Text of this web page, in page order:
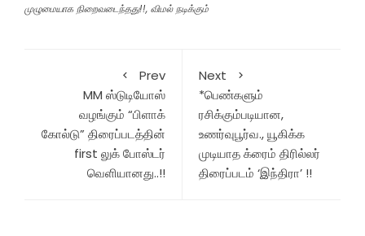
முழுமையாக நிறைவடைந்தது!!, விமல் நடிக்கும்
Prev
MM ஸ்டுடியோஸ்
வழங்கும் “பிளாக்
கோல்டு” திரைப்படத்தின்
first லுக் போஸ்டர்
வெளியானது..!!
Next
*பெண்களும்
ரசிக்கும்படியான,
உணர்வுபூர்வ., யூகிக்க
முடியாத க்ரைம் திரில்லர்
திரைப்படம் ‘இந்திரா’ !!